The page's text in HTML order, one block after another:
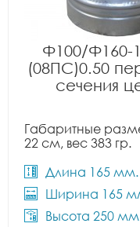
Ф100/Ф160-
(08ПС)0.50
сечения
Габаритные
22 см, вес 383 гр.
Длина 165 мм.
Ширина 165
Высота 250